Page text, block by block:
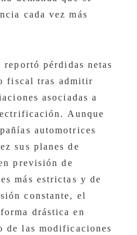
cada vez más
pérdidas netas
fiscal tras admitir
asociadas a
Aunque
automotrices
sus planes de
previsión de
más estrictas y de
constante, el
drástica en
de las modificaciones